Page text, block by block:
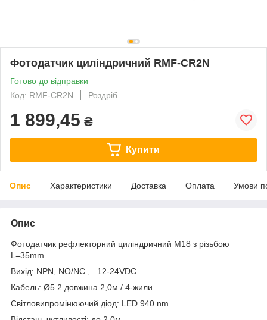
Фотодатчик циліндричний RMF-CR2N
Готово до відправки
Код: RMF-CR2N
Роздріб
1 899,45 ₴
Купити
Опис Характеристики Доставка Оплата Умови
Опис
Фотодатчик рефлекторний циліндричний М18 з різьбою
L=35mm
Вихід: NPN, NО/NC , 12-24VDC
Кабель: Ø5.2 довжина 2,0м / 4-жили
Світловипромінюючий діод: LED 940 nm